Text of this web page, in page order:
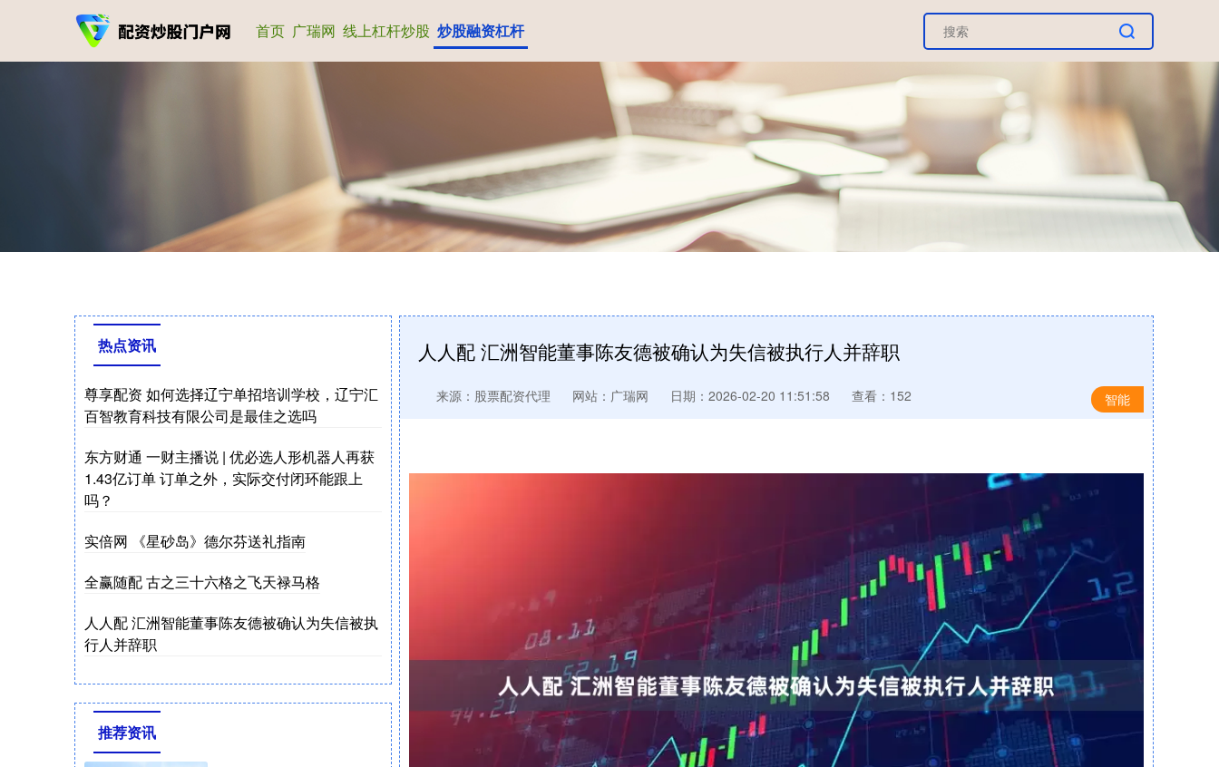
首页 广瑞网 线上杠杆炒股 炒股融资杠杆
人人配 汇洲智能董事陈友德被确认为失信被执行人并辞职
智能
来源：股票配资代理 网站：广瑞网 日期：2026-02-20 11:51:58 查看：152
热点资讯
尊享配资 如何选择辽宁单招培训学校，辽宁汇
百智教育科技有限公司是最佳之选吗
东方财通 一财主播说 | 优必选人形机器人再获
1.43亿订单 订单之外，实际交付闭环能跟上
吗？
实倍网 《星砂岛》德尔芬送礼指南
全赢随配 古之三十六格之飞天禄马格
人人配 汇洲智能董事陈友德被确认为失信被执
行人并辞职
推荐资讯